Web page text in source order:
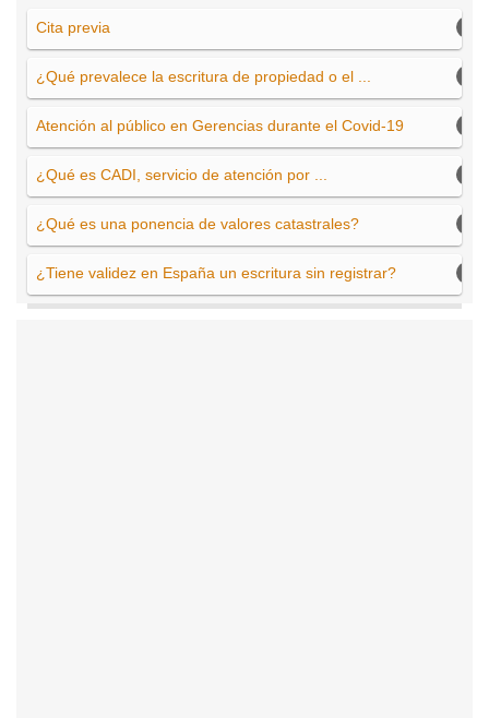
Cita previa
¿Qué prevalece la escritura de propiedad o el ...
Atención al público en Gerencias durante el Covid-19
¿Qué es CADI, servicio de atención por ...
¿Qué es una ponencia de valores catastrales?
¿Tiene validez en España un escritura sin registrar?